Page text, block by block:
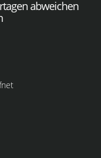
abweichen